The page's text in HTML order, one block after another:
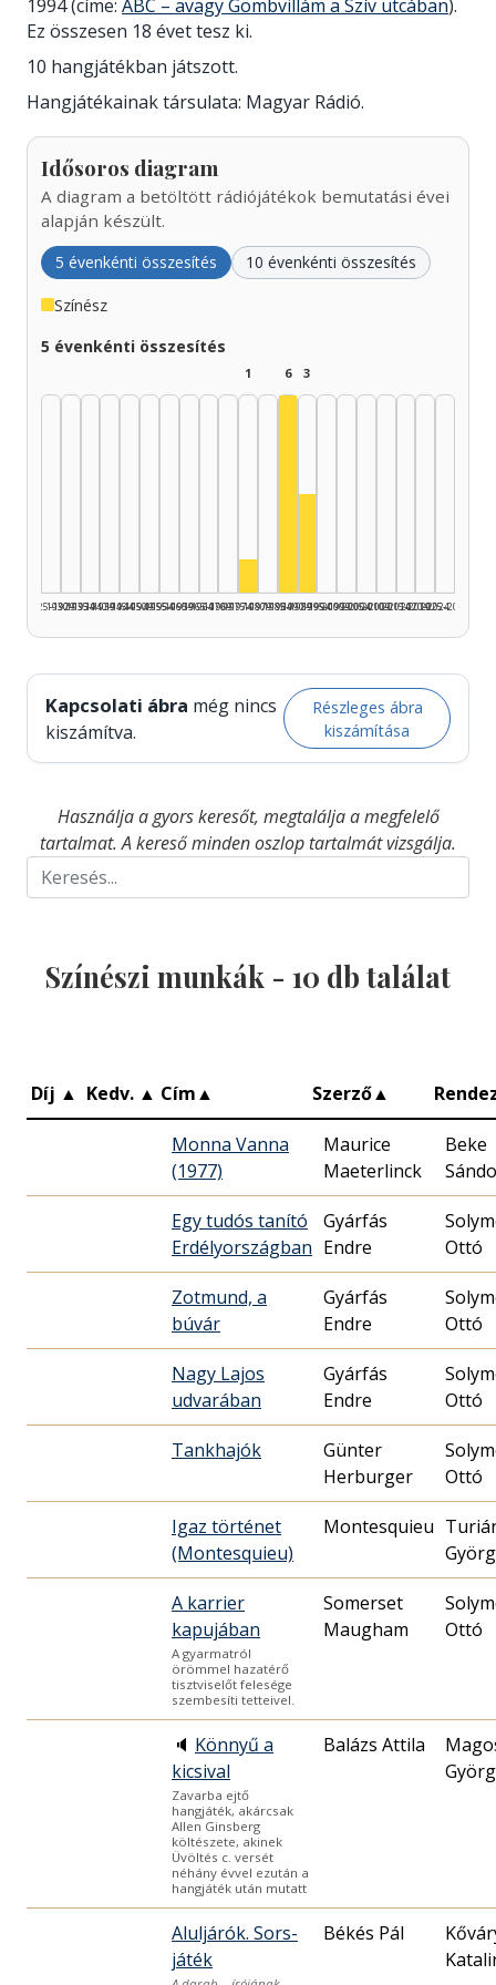
1994 (címe: ABC – avagy Gömbvillám a Szív utcában).
Ez összesen 18 évet tesz ki.
10 hangjátékban játszott.
Hangjátékainak társulata: Magyar Rádió.
Idősoros diagram
A diagram a betöltött rádiójátékok bemutatási évei
alapján készült.
5 évenkénti összesítés 10 évenkénti összesítés
Színész
5 évenkénti összesítés
1925–1929
1930–1934
1935–1939
1940–1944
1945–1949
1950–1954
1955–1959
1960–1964
1965–1969
1970–1974
1
Színész, 1975–1979: 1
1975–1979
1980–1984
6
1985–1989
3
1990–1994
1995–1999
2000–2004
2005–2009
2010–2014
2015–2019
2020–2024
2025–2026
Kapcsolati ábra még nincs
kiszámítva.
Részleges ábra
kiszámítása
Használja a gyors keresőt, megtalálja a megfelelő
tartalmat. A kereső minden oszlop tartalmát vizsgálja.
Színészi munkák - 10 db találat
Díj ▲ Kedv. ▲ Cím▲ Szerző▲
Monna Vanna
(1977)
Maurice
Maeterlinck
Beke
Egy tudós tanító
Erdélyországban
Gyárfás
Endre
Ottó
Zotmund, a
búvár
Gyárfás
Endre
Ottó
Nagy Lajos
udvarában
Gyárfás
Endre
Ottó
Tankhajók
Günter
Herburger
Ottó
Igaz történet
(Montesquieu)
Montesquieu
A karrier
kapujában
A gyarmatról
örömmel hazatérő
tisztviselőt felesége
szembesíti tetteivel.
Somerset
Maugham
Ottó
🔈 Könnyű a
kicsival
Zavarba ejtő
hangjáték, akárcsak
Allen Ginsberg
költészete, akinek
Üvöltés c. versét
néhány évvel ezután a
hangjáték után mutatt
Balázs Attila
Aluljárók. Sors-
játék
Békés Pál